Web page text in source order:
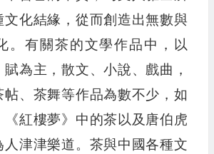
文化結緣，從而創造出無數與
。有關茶的文學作品中，以
為主，散文、小說、戲曲，
帖、茶舞等作品為數不少，如
《紅樓夢》中的茶以及唐伯虎
人津津樂道。茶與中國各種文